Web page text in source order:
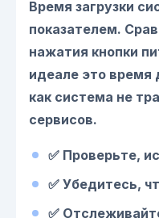
Время загрузки
показателем.
нажатия кнопки
идеале это время
как система не
сервисов.
✅ Проверьте,
✅ Убедитесь,
✅